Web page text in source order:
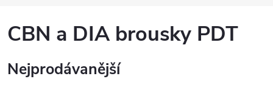
CBN a DIA brousky PDT
Nejprodávanější